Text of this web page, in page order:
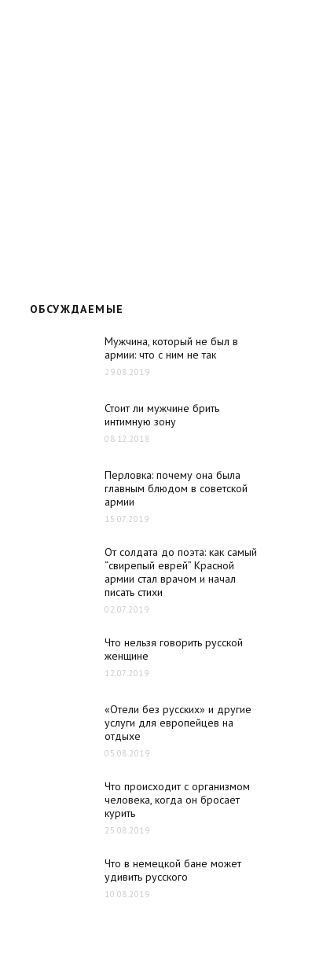
ОБСУЖДАЕМЫЕ
Мужчина, который не был в
армии: что с ним не так
29.08.2019
Стоит ли мужчине брить
интимную зону
08.12.2018
Перловка: почему она была
главным блюдом в советской
армии
15.07.2019
От солдата до поэта: как самый
“свирепый еврей” Красной
армии стал врачом и начал
писать стихи
02.07.2019
Что нельзя говорить русской
женщине
12.07.2019
«Отели без русских» и другие
услуги для европейцев на
отдыхе
05.08.2019
Что происходит с организмом
человека, когда он бросает
курить
25.08.2019
Что в немецкой бане может
удивить русского
10.08.2019